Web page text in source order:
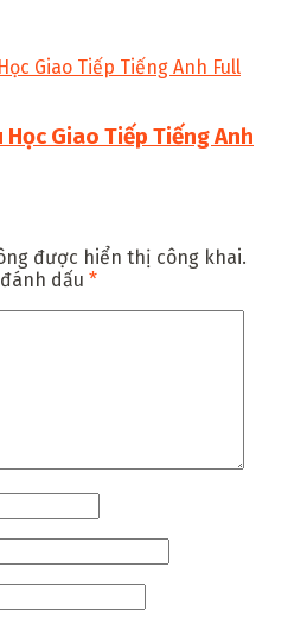
Học Giao Tiếp Tiếng Anh
được hiển thị công khai.
dấu *